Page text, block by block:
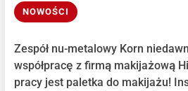
NOWOŚCI
Zespół nu-metalowy Korn
współpracę z firmą makijażową
pracy jest paletka do makijażu!